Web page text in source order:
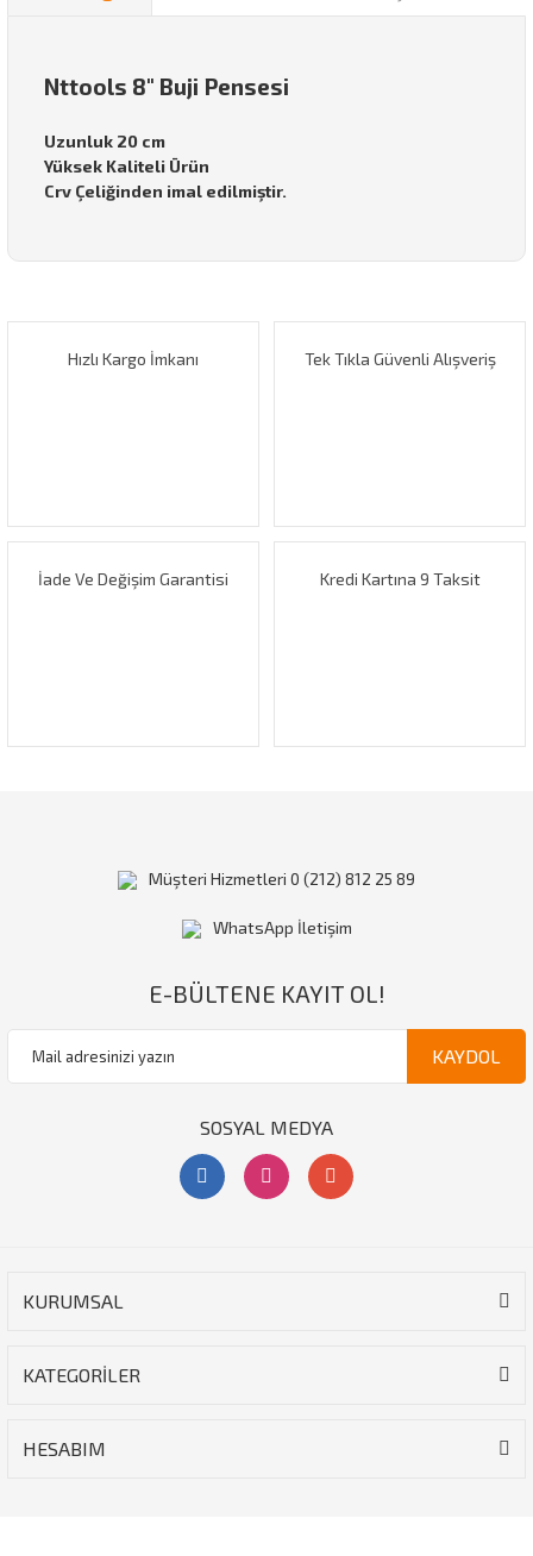
Nttools 8" Buji Pensesi
Uzunluk 20 cm
Yüksek Kaliteli Ürün
Crv Çeliğinden imal edilmiştir.
Görüş ve önerileriniz için teşekkür ederiz.
Hızlı Kargo İmkanı Tek Tıkla Güvenli Alışveriş
İade Ve Değişim Garantisi Kredi Kartına 9 Taksit
KURUMSAL
KATEGORİLER
HESABIM
Müşteri Hizmetleri 0 (212) 812 25 89
WhatsApp İletişim
E-BÜLTENE KAYIT OL!
KAYDOL
SOSYAL MEDYA